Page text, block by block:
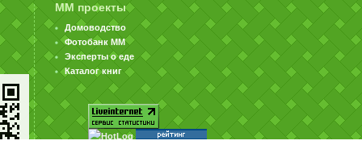
ММ проекты
Домоводство
Фотобанк ММ
Эксперты о еде
Каталог книг